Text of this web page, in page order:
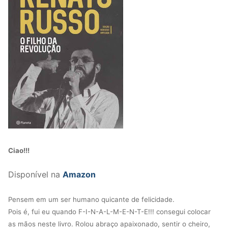
Ciao!!!
Disponível na Amazon
Pensem em um ser humano quicante de felicidade.
Pois é, fui eu quando F-I-N-A-L-M-E-N-T-E!!! consegui colocar
as mãos neste livro. Rolou abraço apaixonado, sentir o cheiro,